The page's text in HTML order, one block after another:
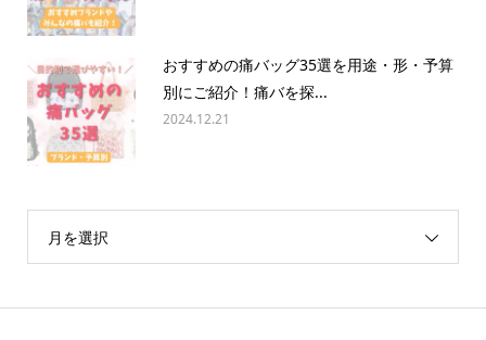
おすすめの痛バッグ35選を用途・形・予算
別にご紹介！痛バを探...
2024.12.21
月を選択